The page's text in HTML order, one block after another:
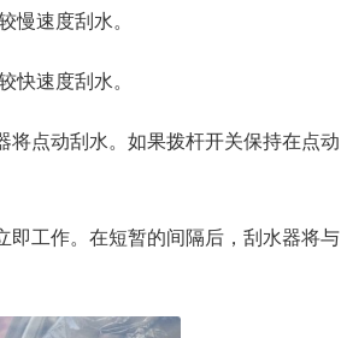
慢速度刮水。
快速度刮水。
将点动刮水。如果拨杆开关保持在点动
即工作。在短暂的间隔后，刮水器将与